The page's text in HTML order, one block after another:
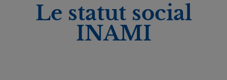
Le statut social
INAMI